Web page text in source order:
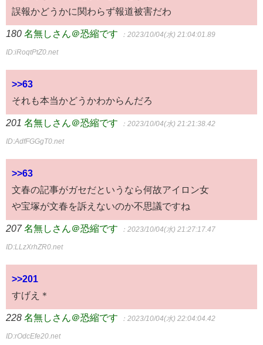
誤報かどうかに関わらず報道被害だわ
180 名無しさん＠恐縮です ：2023/10/04(水) 21:04:01.89
ID:iRoqtPtZ0.net
>>63
それも本当かどうかわからんだろ
201 名無しさん＠恐縮です ：2023/10/04(水) 21:21:38.42
ID:AdfFGGgT0.net
>>63
文春の記事がガセだというなら何故アイロン女
や宝塚が文春を訴えないのか不思議ですね
207 名無しさん＠恐縮です ：2023/10/04(水) 21:27:17.47
ID:LLzXrhZR0.net
>>201
すげえ＊
228 名無しさん＠恐縮です ：2023/10/04(水) 22:04:04.42
ID:rOdcEfe20.net